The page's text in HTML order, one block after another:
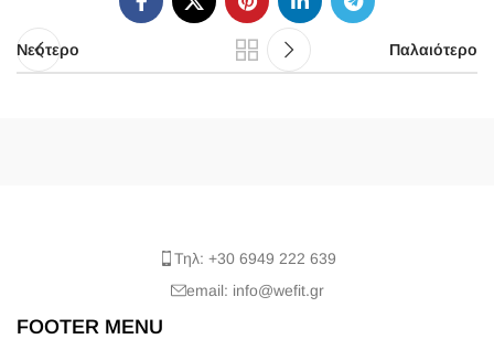
Νεότερο Παλαιότερο
Τηλ: +30 6949 222 639
email: info@wefit.gr
FOOTER MENU